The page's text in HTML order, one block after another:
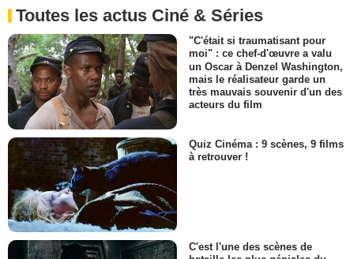
Toutes les actus Ciné & Séries
"C'était si traumatisant pour
moi" : ce chef-d'œuvre a valu
un Oscar à Denzel Washington,
mais le réalisateur garde un
très mauvais souvenir d'un des
acteurs du film
Quiz Cinéma : 9 scènes, 9 films
à retrouver !
C'est l'une des scènes de